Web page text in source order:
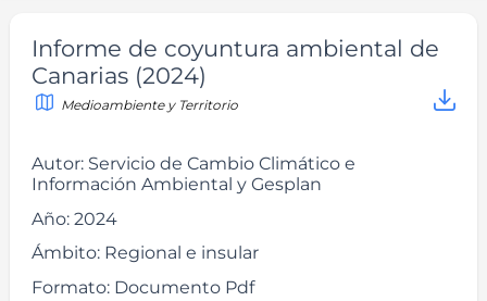
Informe de coyuntura ambiental de
Canarias (2024)
Medioambiente y Territorio
Autor: Servicio de Cambio Climático e
Información Ambiental y Gesplan
Año: 2024
Ámbito: Regional e insular
Formato: Documento Pdf